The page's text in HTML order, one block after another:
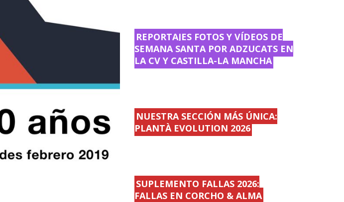
REPORTAJES FOTOS Y VÍDEOS DE
SEMANA SANTA POR ADZUCATS EN
LA CV Y CASTILLA-LA MANCHA
NUESTRA SECCIÓN MÁS ÚNICA:
PLANTÀ EVOLUTION 2026
SUPLEMENTO FALLAS 2026:
FALLAS EN CORCHO & ALMA